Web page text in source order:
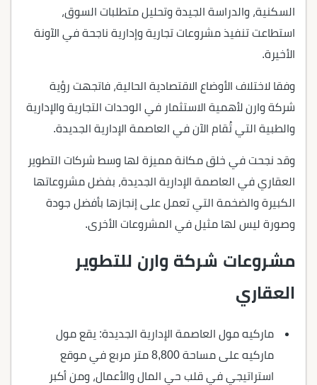
السكنية، والدراسة الجيدة وتحليل متطلبات السوق،
استطاعت تنفيذ مشروعات تجارية وإدارية ناجحة في الآونة
الأخيرة.
وفقا لاختلاف الأوضاع الاقتصادية الحالية، فاتجهت رؤية
شركة وارن لأهمية الاستثمار في الوحدات التجارية والإدارية
والطبية التي تُقام الآن في العاصمة الإدارية الجديدة.
وقد نجحت في خلق مكانة مميزة لها وسط شركات التطوير
العقاري في العاصمة الإدارية الجديدة، بفضل مشروعاتها
الكبيرة والضخمة التي تعمل على إنجازها بأفضل جودة
وصورة ليس لها مثيل في المشروعات الأخرى.
مشروعات شركة وارن للتطوير
العقاري
ماركيه مول العاصمة الإدارية الجديدة: يقع مول
ماركيه على مساحة 8,800 متر مربع في موقع
استراتيجي في قلب حي المال والأعمال، ومن أكبر